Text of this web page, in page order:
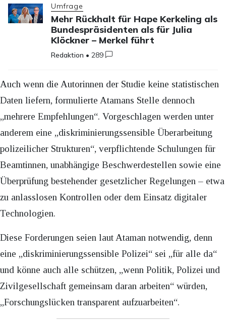
Umfrage
Mehr Rückhalt für Hape Kerkeling als
Bundespräsidenten als für Julia
Klöckner – Merkel führt
Redaktion •289
Auch wenn die Autorinnen der Studie keine statistischen
Daten liefern, formulierte Atamans Stelle dennoch
„mehrere Empfehlungen“. Vorgeschlagen werden unter
anderem eine „diskriminierungssensible Überarbeitung
polizeilicher Strukturen“, verpflichtende Schulungen für
Beamtinnen, unabhängige Beschwerdestellen sowie eine
Überprüfung bestehender gesetzlicher Regelungen – etwa
zu anlasslosen Kontrollen oder dem Einsatz digitaler
Technologien.
Diese Forderungen seien laut Ataman notwendig, denn
eine „diskriminierungssensible Polizei“ sei „für alle da“
und könne auch alle schützen, „wenn Politik, Polizei und
Zivilgesellschaft gemeinsam daran arbeiten“ würden,
„Forschungslücken transparent aufzuarbeiten“.